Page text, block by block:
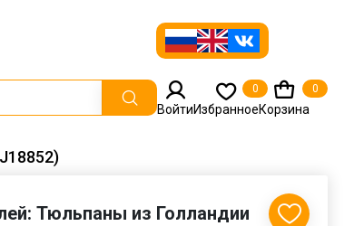
ВойтиИзбранное
0
Корзина
0
Тюльпаны из Голландии